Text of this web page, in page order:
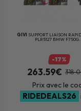
GIVI SUPPORT LIAISON
PLR5127 BMW F750G...
-17%
263.59€
Prix avec le
RIDEDEALS26